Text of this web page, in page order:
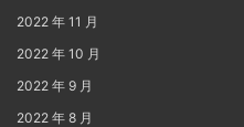
2022 年 11 月
2022 年 10 月
2022 年 9 月
2022 年 8 月